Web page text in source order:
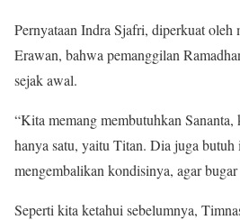
Pernyataan Indra Sjafri, diperkuat oleh
Erawan, bahwa pemanggilan
sejak awal.
“Kita memang membutuhkan
hanya satu, yaitu Titan. Dia juga butuh
mengembalikan kondisinya, agar
Seperti kita ketahui sebelumnya,